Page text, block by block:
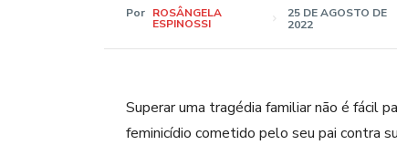
Por ROSÂNGELA
ESPINOSSI
25 DE AGOSTO DE
2022
Superar uma tragédia familiar não é fácil
feminicídio cometido pelo seu pai contra